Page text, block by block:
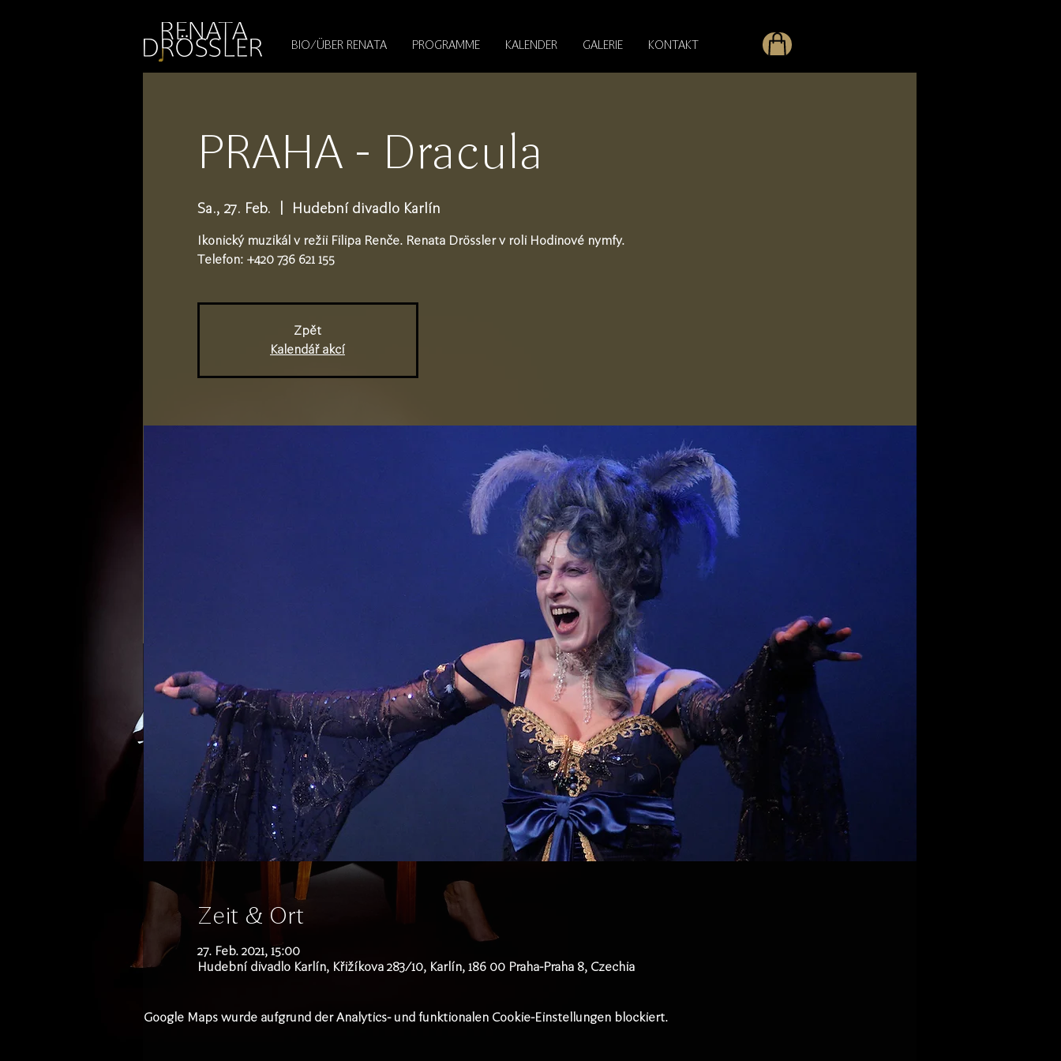
BIO/ÜBER RENATA PROGRAMME KALENDER GALERIE KONTAKT
PRAHA - Dracula
Sa., 27. Feb. Hudební divadlo Karlín
Ikonický muzikál v režii Filipa Renče. Renata Drössler v roli Hodinové nymfy.
Telefon: +420 736 621 155
Zpět
Kalendář akcí
Zeit & Ort
27. Feb. 2021, 15:00
Hudební divadlo Karlín, Křižíkova 283/10, Karlín, 186 00 Praha-Praha 8, Czechia
Google Maps wurde aufgrund der Analytics- und funktionalen Cookie-Einstellungen blockiert.